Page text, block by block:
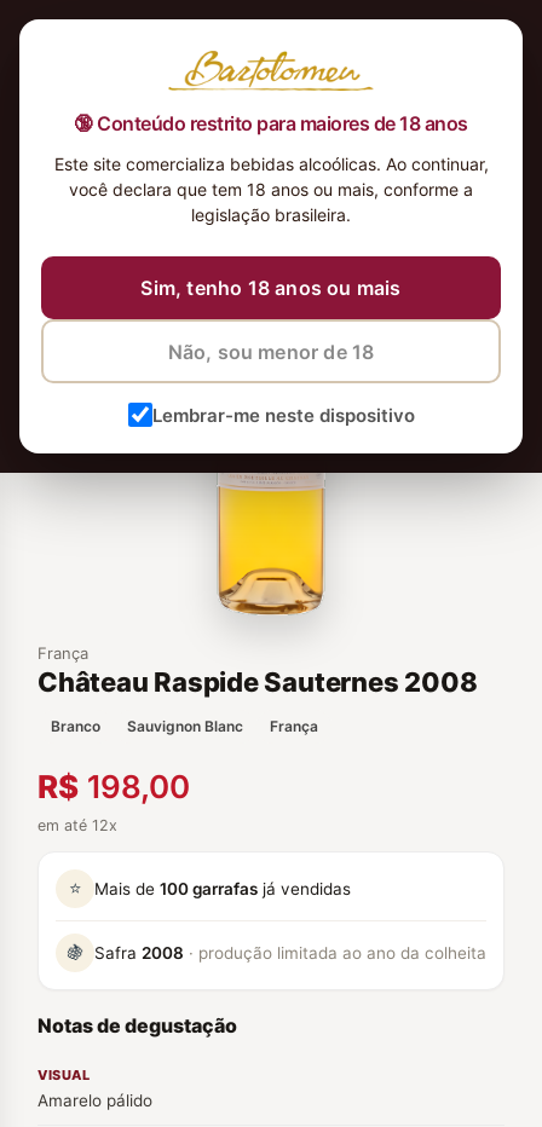
🔞 Conteúdo restrito para maiores de 18 anos
Este site comercializa bebidas alcoólicas. Ao continuar,
você declara que tem 18 anos ou mais, conforme a
legislação brasileira.
Sim, tenho 18 anos ou mais
Não, sou menor de 18
Lembrar-me neste dispositivo
França
Château Raspide Sauternes 2008
Branco Sauvignon Blanc França
R$ 198,00
em até 12x
⭐ Mais de 100 garrafas já vendidas
🍇 Safra 2008 · produção limitada ao ano da colheita
Notas de degustação
VISUAL
Amarelo pálido